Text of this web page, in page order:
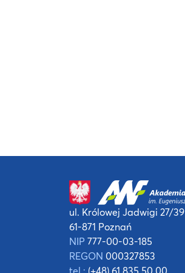
ul. Królowej Jadwigi 27/39
61-871 Poznań
NIP 777-00-03-185
REGON 000327853
tel.: (+48) 61 835 50 00